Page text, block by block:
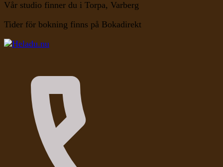
Vår studio finner du i Torpa, Varberg
Tider för bokning finns på Bokadirekt
Heladu.nu